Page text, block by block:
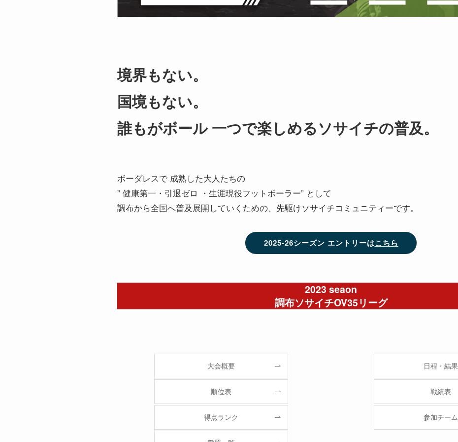
境界もない。
国境もない。
誰もがボール 一つで楽しめるソサイチの普及。
ボーダレスで 成熟した大人たちの
” 健康第一・引退ゼロ ・生涯現役フットボーラー” として
調布から全国へ普及展開していくための、先駆けソサイチコミュニティーです。
2025-26シーズン エントリーはこちら
2023 seaon
調布ソサイチOV35リーグ
大会概要 日程・結果
順位表 戦績表
得点ランク 参加チーム